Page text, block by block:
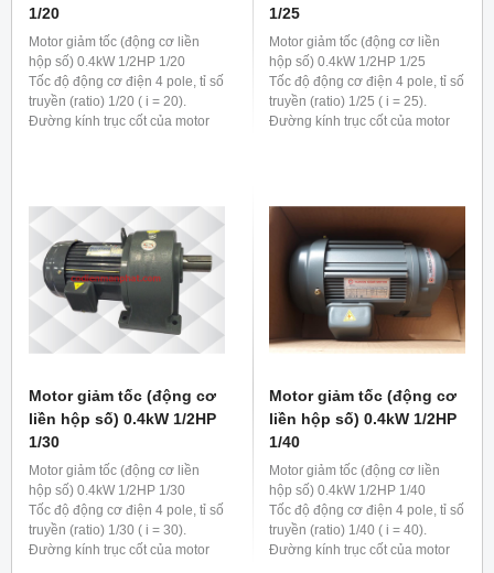
1/20
Motor giảm tốc (động cơ liền
hộp số) 0.4kW 1/2HP 1/20
Tốc độ động cơ điện 4 pole, tỉ số
truyền (ratio) 1/20 ( i = 20).
Đường kính trục cốt của motor
1/25
Motor giảm tốc (động cơ liền
hộp số) 0.4kW 1/2HP 1/25
Tốc độ động cơ điện 4 pole, tỉ số
truyền (ratio) 1/25 ( i = 25).
Đường kính trục cốt của motor
Motor giảm tốc (động cơ
liền hộp số) 0.4kW 1/2HP
1/30
Motor giảm tốc (động cơ liền
hộp số) 0.4kW 1/2HP 1/30
Tốc độ động cơ điện 4 pole, tỉ số
truyền (ratio) 1/30 ( i = 30).
Đường kính trục cốt của motor
Motor giảm tốc (động cơ
liền hộp số) 0.4kW 1/2HP
1/40
Motor giảm tốc (động cơ liền
hộp số) 0.4kW 1/2HP 1/40
Tốc độ động cơ điện 4 pole, tỉ số
truyền (ratio) 1/40 ( i = 40).
Đường kính trục cốt của motor